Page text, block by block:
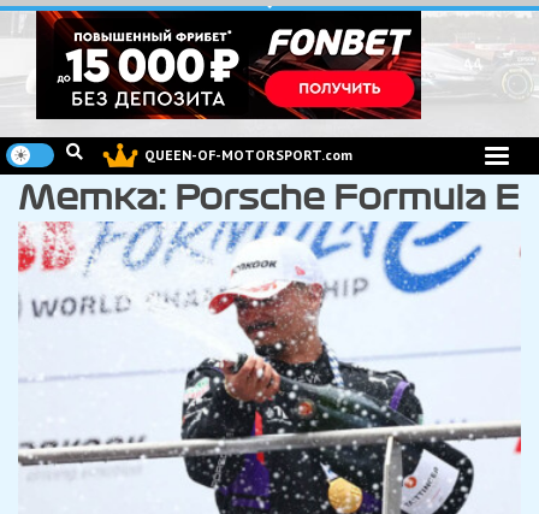
Перейти
к
содержимому
QUEEN-OF-MOTORSPORT.com
Метка: Porsche Formula E